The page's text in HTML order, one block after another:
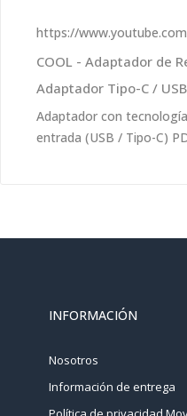
https://
COOL - Adaptador de
Adaptador Tipo-C /
Adaptador con
entrada (USB / Tipo-C)
INFORMACIÓN
Nosotros
Información de entrega